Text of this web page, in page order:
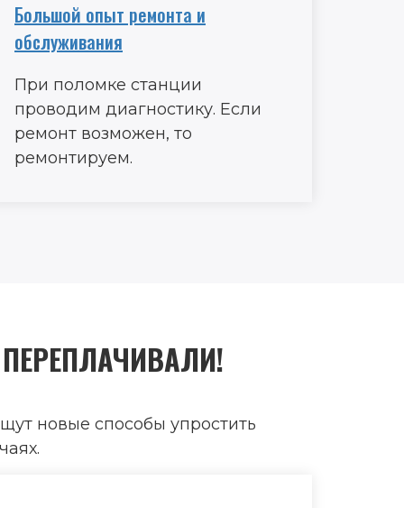
Большой опыт ремонта и
обслуживания
При поломке станции
проводим диагностику. Если
ремонт возможен, то
ремонтируем.
новые способы упростить